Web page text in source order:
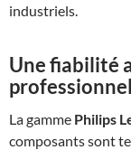
industriels.
Une fiabilité
La gamme Philips
composants sont